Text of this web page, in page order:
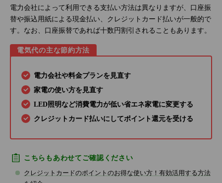
電力会社によって利用できる支払い方法は異なりますが、口座振
替や振込用紙による現金払い、クレジットカード払いが一般的で
す。なお、口座振替であれば十数円割引されることもあります。
電気代の主な節約方法
電力会社や料金プランを見直す
家電の使い方を見直す
LED照明など消費電力が低い省エネ家電に変更する
クレジットカード払いにしてポイント還元を受ける
こちらもあわせてご確認ください
クレジットカードのポイントのお得な使い方！有効活用する方法